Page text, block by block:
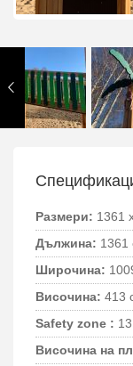
Размери: 1361
Дължина: 1361
Широчина:
Височина: 413
Safety zone :
Височина на